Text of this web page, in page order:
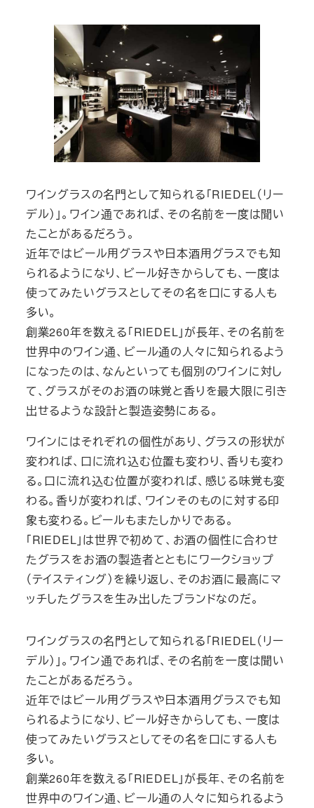
ワイングラスの名門として知られる「RIEDEL（リー
デル）」。ワイン通であれば、その名前を一度は聞い
たことがあるだろう。
近年ではビール用グラスや日本酒用グラスでも知
られるようになり、ビール好きからしても、一度は
使ってみたいグラスとしてその名を口にする人も
多い。
創業260年を数える「RIEDEL」が長年、その名前を
世界中のワイン通、ビール通の人々に知られるよう
になったのは、なんといっても個別のワインに対し
て、グラスがそのお酒の味覚と香りを最大限に引き
出せるような設計と製造姿勢にある。
ワインにはそれぞれの個性があり、グラスの形状が
変われば、口に流れ込む位置も変わり、香りも変わ
る。口に流れ込む位置が変われば、感じる味覚も変
わる。香りが変われば、ワインそのものに対する印
象も変わる。ビールもまたしかりである。
「RIEDEL」は世界で初めて、お酒の個性に合わせ
たグラスをお酒の製造者とともにワークショップ
（テイスティング）を繰り返し、そのお酒に最高にマ
ッチしたグラスを生み出したブランドなのだ。
ワイングラスの名門として知られる「RIEDEL（リー
デル）」。ワイン通であれば、その名前を一度は聞い
たことがあるだろう。
近年ではビール用グラスや日本酒用グラスでも知
られるようになり、ビール好きからしても、一度は
使ってみたいグラスとしてその名を口にする人も
多い。
創業260年を数える「RIEDEL」が長年、その名前を
世界中のワイン通、ビール通の人々に知られるよう